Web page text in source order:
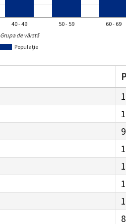
Populație
40 - 49 50 - 59 60 - 69
Grupa de vârstă